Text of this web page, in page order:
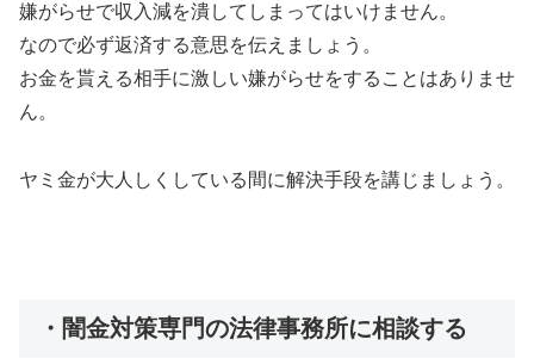
嫌がらせで収入減を潰してしまってはいけません。
なので必ず返済する意思を伝えましょう。
お金を貰える相手に激しい嫌がらせをすることはありませ
ん。
ヤミ金が大人しくしている間に解決手段を講じましょう。
・闇金対策専門の法律事務所に相談する